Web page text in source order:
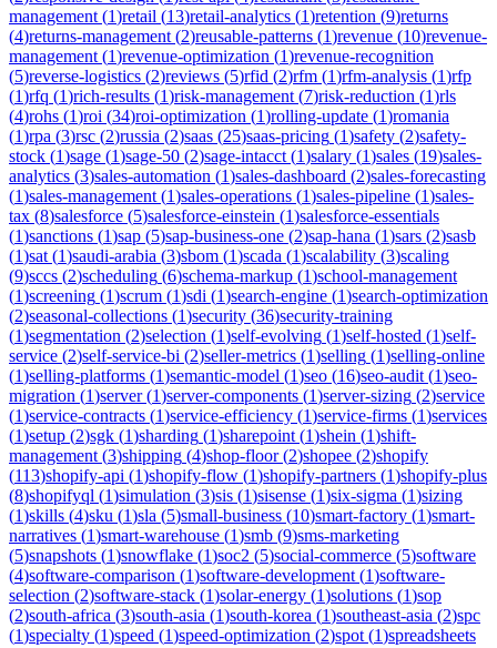
management (1)retail (13)retail-analytics (1)retention (9)returns
(4)returns-management (2)reusable-patterns (1)revenue (10)revenue-
management (1)revenue-optimization (1)revenue-recognition
(5)reverse-logistics (2)reviews (5)rfid (2)rfm (1)rfm-analysis (1)rfp
(1)rfq (1)rich-results (1)risk-management (7)risk-reduction (1)rls
(4)rohs (1)roi (34)roi-optimization (1)rolling-update (1)romania
(1)rpa (3)rsc (2)russia (2)saas (25)saas-pricing (1)safety (2)safety-
stock (1)sage (1)sage-50 (2)sage-intacct (1)salary (1)sales (19)sales-
analytics (3)sales-automation (1)sales-dashboard (2)sales-forecasting
(1)sales-management (1)sales-operations (1)sales-pipeline (1)sales-
tax (8)salesforce (5)salesforce-einstein (1)salesforce-essentials
(1)sanctions (1)sap (5)sap-business-one (2)sap-hana (1)sars (2)sasb
(1)sat (1)saudi-arabia (3)sbom (1)scada (1)scalability (3)scaling
(9)sccs (2)scheduling (6)schema-markup (1)school-management
(1)screening (1)scrum (1)sdi (1)search-engine (1)search-optimization
(2)seasonal-collections (1)security (36)security-training
(1)segmentation (2)selection (1)self-evolving (1)self-hosted (1)self-
service (2)self-service-bi (2)seller-metrics (1)selling (1)selling-online
(1)selling-platforms (1)semantic-model (1)seo (16)seo-audit (1)seo-
migration (1)server(1)server-components (1)server-sizing (2)service
(1)service-contracts (1)service-efficiency (1)service-firms (1)services
(1)setup (2)sgk (1)sharding (1)sharepoint (1)shein (1)shift-
management (3)shipping (4)shop-floor(2)shopee (2)shopify
(113)shopify-api (1)shopify-flow (1)shopify-partners (1)shopify-plus
(8)shopifyql (1)simulation (3)sis (1)sisense (1)six-sigma (1)sizing
(1)skills (4)sku (1)sla (5)small-business (10)smart-factory (1)smart-
narratives (1)smart-warehouse (1)smb (9)sms-marketing
(5)snapshots (1)snowflake (1)soc2 (5)social-commerce (5)software
(4)software-comparison (1)software-development (1)software-
selection (2)software-stack (1)solar-energy (1)solutions (1)sop
(2)south-africa (3)south-asia (1)south-korea (1)southeast-asia (2)spc
(1)specialty (1)speed (1)speed-optimization (2)spot (1)spreadsheets